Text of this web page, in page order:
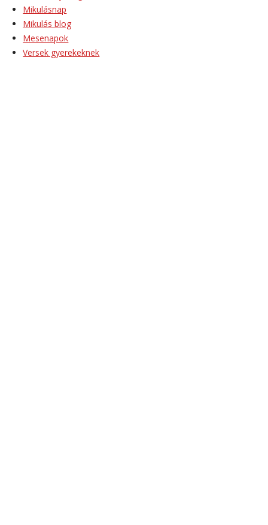
Mikulásnap
Mikulás blog
Mesenapok
Versek gyerekeknek